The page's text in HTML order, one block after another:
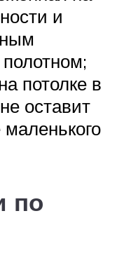
и
потолке в
оставит
по